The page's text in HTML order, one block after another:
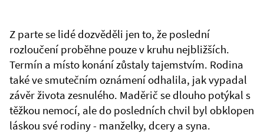
Z parte se lidé dozvěděli jen to, že poslední
rozloučení proběhne pouze v kruhu nejbližších.
Termín a místo konání zůstaly tajemstvím. Rodina
také ve smutečním oznámení odhalila, jak vypadal
závěr života zesnulého. Maděrič se dlouho potýkal s
těžkou nemocí, ale do posledních chvil byl obklopen
láskou své rodiny - manželky, dcery a syna.